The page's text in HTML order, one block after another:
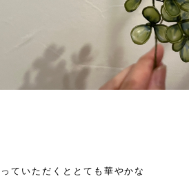
ていただくととても華やかな